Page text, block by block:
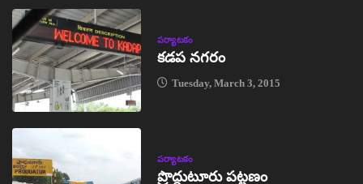
పర్యాటకం
కడప నగరం
Tuesday, March 3, 2015
పర్యాటకం
ప్రొద్దుటూరు పట్టణం